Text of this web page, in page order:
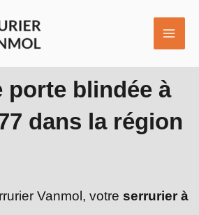
porte blindée à
dans la région
Vanmol, votre serrurier à